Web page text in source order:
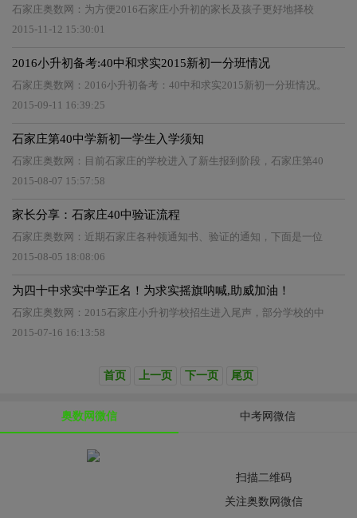
石家庄奥数网：为方便2016石家庄小升初的家长及孩子更好地择校
2015-11-12 15:30:01
2016小升初备考:40中和求实2015新初一分班情况
石家庄奥数网：2016小升初备考：40中和求实2015新初一分班情况。
2015-09-11 16:39:25
石家庄第40中学新初一学生入学须知
石家庄奥数网：目前石家庄的学校进入了新生报到阶段，石家庄第40
2015-08-07 15:57:58
家长分享：石家庄40中验证流程
石家庄奥数网：近期石家庄各种领通知书、验证的通知，下面是一位
2015-08-05 18:08:06
为四十中求实中学正名！为求实摇旗呐喊,助威加油！
石家庄奥数网：2015石家庄小升初学校招生进入尾声，部分学校的中
2015-07-16 16:13:58
首页 上一页 下一页 尾页
奥数网微信 中考网微信
扫描二维码
关注奥数网微信